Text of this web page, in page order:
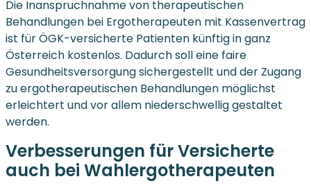
Die Inanspruchnahme von therapeutischen
Behandlungen bei Ergotherapeuten mit Kassenvertrag
ist für ÖGK-versicherte Patienten künftig in ganz
Österreich kostenlos. Dadurch soll eine faire
Gesundheitsversorgung sichergestellt und der Zugang
zu ergotherapeutischen Behandlungen möglichst
erleichtert und vor allem niederschwellig gestaltet
werden.
Verbesserungen für Versicherte
auch bei Wahlergotherapeuten